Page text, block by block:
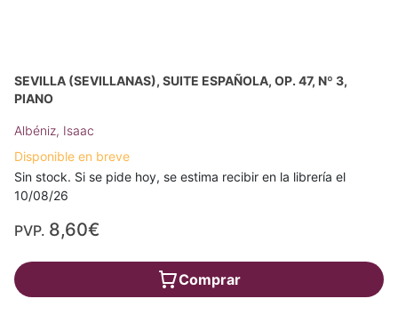
SEVILLA (SEVILLANAS), SUITE ESPAÑOLA, OP. 47, Nº 3,
PIANO
Albéniz, Isaac
Disponible en breve
Sin stock. Si se pide hoy, se estima recibir en la librería el
10/08/26
PVP. 8,60€
Comprar